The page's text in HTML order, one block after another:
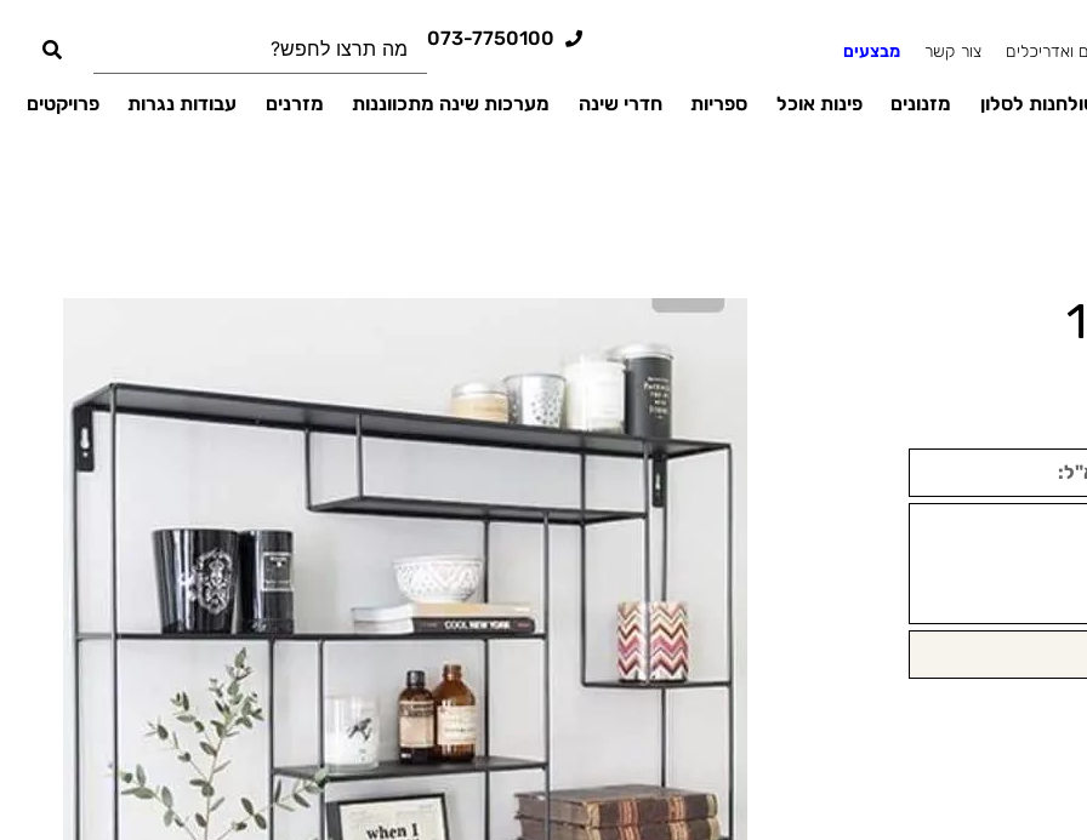
ואדריכלים צור קשר מבצעים
073-7750100
לסלון מזנונים פינות אוכל ספריות חדרי שינה מערכות שינה מתכווננות מזרנים עבודות נגרות פרויקטים